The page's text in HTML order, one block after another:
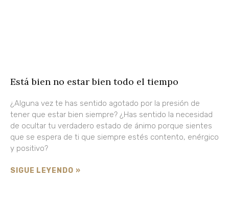
Está bien no estar bien todo el tiempo
¿Alguna vez te has sentido agotado por la presión de
tener que estar bien siempre? ¿Has sentido la necesidad
de ocultar tu verdadero estado de ánimo porque sientes
que se espera de ti que siempre estés contento, enérgico
y positivo?
SIGUE LEYENDO »